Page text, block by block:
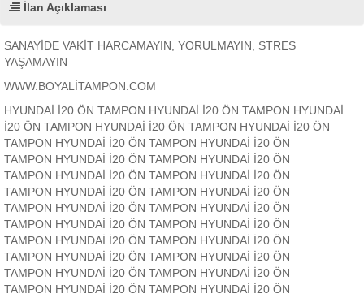
İlan Açıklaması
SANAYİDE VAKİT HARCAMAYIN, YORULMAYIN, STRES
YAŞAMAYIN
WWW.BOYALİTAMPON.COM
HYUNDAİ İ20 ÖN TAMPON HYUNDAİ İ20 ÖN TAMPON HYUNDAİ
İ20 ÖN TAMPON HYUNDAİ İ20 ÖN TAMPON HYUNDAİ İ20 ÖN
TAMPON HYUNDAİ İ20 ÖN TAMPON HYUNDAİ İ20 ÖN
TAMPON HYUNDAİ İ20 ÖN TAMPON HYUNDAİ İ20 ÖN
TAMPON HYUNDAİ İ20 ÖN TAMPON HYUNDAİ İ20 ÖN
TAMPON HYUNDAİ İ20 ÖN TAMPON HYUNDAİ İ20 ÖN
TAMPON HYUNDAİ İ20 ÖN TAMPON HYUNDAİ İ20 ÖN
TAMPON HYUNDAİ İ20 ÖN TAMPON HYUNDAİ İ20 ÖN
TAMPON HYUNDAİ İ20 ÖN TAMPON HYUNDAİ İ20 ÖN
TAMPON HYUNDAİ İ20 ÖN TAMPON HYUNDAİ İ20 ÖN
TAMPON HYUNDAİ İ20 ÖN TAMPON HYUNDAİ İ20 ÖN
TAMPON HYUNDAİ İ20 ÖN TAMPON HYUNDAİ İ20 ÖN